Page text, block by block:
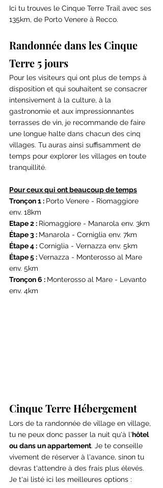
Ici tu trouves le Cinque Terre Trail avec ses
135km, de Porto Venere à Recco.
Randonnée dans les Cinque
Terre 5 jours
Pour les visiteurs qui ont plus de temps à
disposition et qui souhaitent se consacrer
intensivement à la culture, à la
gastronomie et aux impressionnantes
terrasses de vin, je recommande de faire
une longue halte dans chacun des cinq
villages. Tu auras ainsi suffisamment de
temps pour explorer les villages en toute
tranquillité.
Pour ceux qui ont beaucoup de temps
Tronçon 1 : Porto Venere - Riomaggiore
env. 18km
Etape 2 : Riomaggiore - Manarola env. 3km
Étape 3 : Manarola - Corniglia env. 7km
Étape 4 : Corniglia - Vernazza env. 5km
Étape 5 : Vernazza - Monterosso al Mare
env. 5km
Tronçon 6 : Monterosso al Mare - Levanto
env. 4km
Cinque Terre Hébergement
Lors de ta randonnée de village en village,
tu ne peux donc passer la nuit qu'à l'hôtel
ou dans un appartement. Je te conseille
vivement de réserver à l'avance, sinon tu
devras t'attendre à des frais plus élevés.
Je t'ai listé ici les meilleures options :